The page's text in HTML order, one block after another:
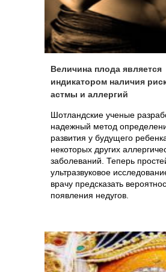
Величина плода является
индикатором наличия
астмы и аллергий
Шотландские ученые
надежный метод
развития у будущего
некоторых других
заболеваний. Теперь
ультразвуковое
врачу предсказать
появления недугов.